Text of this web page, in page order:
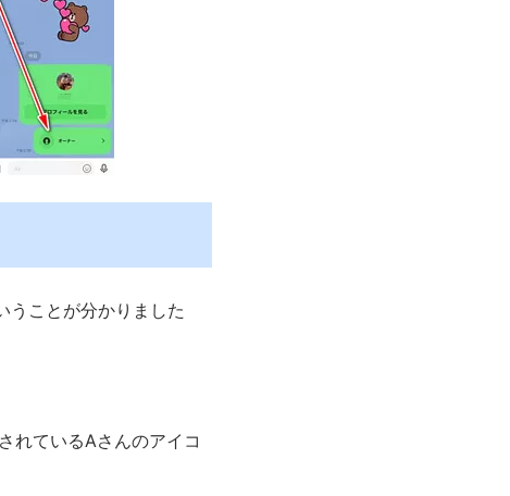
うことが分かりました
れているAさんのアイコ